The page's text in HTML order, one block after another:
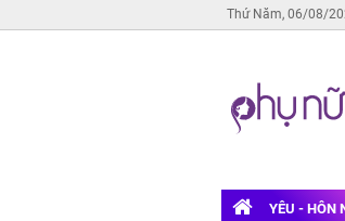
Thứ Năm, 06/08/
YÊU - HÔN